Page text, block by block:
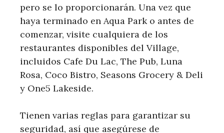
pero se lo proporcionarán. Una vez que
haya terminado en Aqua Park o antes de
comenzar, visite cualquiera de los
restaurantes disponibles del Village,
incluidos Cafe Du Lac, The Pub, Luna
Rosa, Coco Bistro, Seasons Grocery & Deli
y One5 Lakeside.
Tienen varias reglas para garantizar su
seguridad, así que asegúrese de